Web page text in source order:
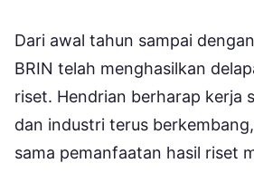
Dari awal tahun sampai
BRIN telah menghasilkan
riset. Hendrian berharap kerja
dan industri terus
sama pemanfaatan hasil riset